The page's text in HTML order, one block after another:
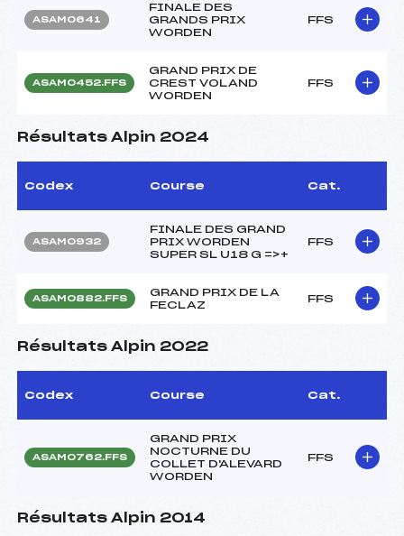
ASAM0641
FINALE DES
GRANDS PRIX
WORDEN
FFS
ASAM0452.FFS
GRAND PRIX DE
CREST VOLAND
WORDEN
FFS
Résultats Alpin 2024
Codex Course Cat.
ASAM0932
FINALE DES GRAND
PRIX WORDEN
SUPER SL U18 G =>+
FFS
ASAM0882.FFS
GRAND PRIX DE LA
FECLAZ
FFS
Résultats Alpin 2022
Codex Course Cat.
ASAM0762.FFS
GRAND PRIX
NOCTURNE DU
COLLET D'ALEVARD
WORDEN
FFS
Résultats Alpin 2014